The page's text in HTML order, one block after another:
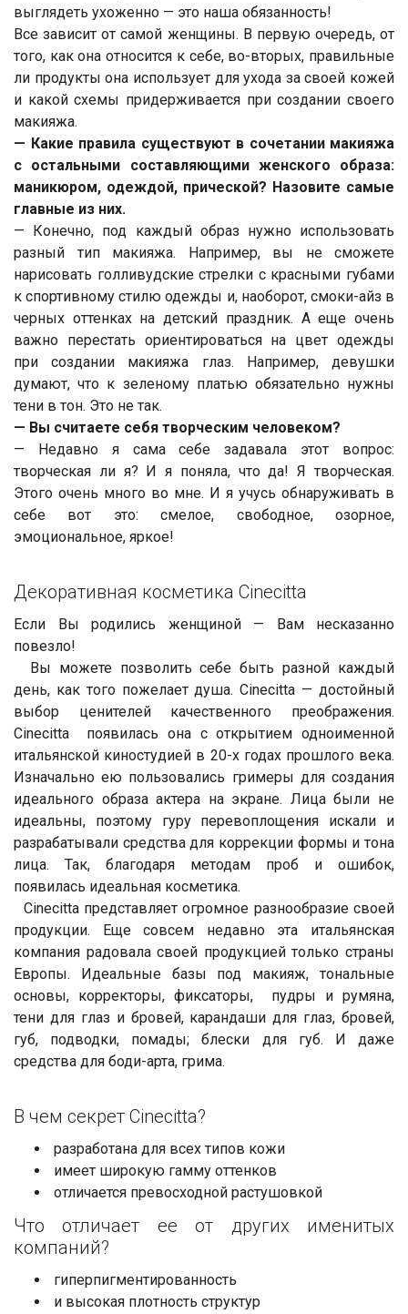
выглядеть ухоженно — это наша обязанность!
Все зависит от самой женщины. В первую очередь, от
того, как она относится к себе, во-вторых, правильные
ли продукты она использует для ухода за своей кожей
и какой схемы придерживается при создании своего
макияжа.
— Какие правила существуют в сочетании макияжа
с остальными составляющими женского образа:
маникюром, одеждой, прической? Назовите самые
главные из них.
— Конечно, под каждый образ нужно использовать
разный тип макияжа. Например, вы не сможете
нарисовать голливудские стрелки с красными губами
к спортивному стилю одежды и, наоборот, смоки-айз в
черных оттенках на детский праздник. А еще очень
важно перестать ориентироваться на цвет одежды
при создании макияжа глаз. Например, девушки
думают, что к зеленому платью обязательно нужны
тени в тон. Это не так.
— Вы считаете себя творческим человеком?
— Недавно я сама себе задавала этот вопрос:
творческая ли я? И я поняла, что да! Я творческая.
Этого очень много во мне. И я учусь обнаруживать в
себе вот это: смелое, свободное, озорное,
эмоциональное, яркое!
Декоративная косметика Cinecitta
Если Вы родились женщиной — Вам несказанно
повезло!
Вы можете позволить себе быть разной каждый
день, как того пожелает душа. Cinecitta — достойный
выбор ценителей качественного преображения.
Cinecitta появилась она с открытием одноименной
итальянской киностудией в 20-х годах прошлого века.
Изначально ею пользовались гримеры для создания
идеального образа актера на экране. Лица были не
идеальны, поэтому гуру перевоплощения искали и
разрабатывали средства для коррекции формы и тона
лица. Так, благодаря методам проб и ошибок,
появилась идеальная косметика.
Cinecitta представляет огромное разнообразие своей
продукции. Еще совсем недавно эта итальянская
компания радовала своей продукцией только страны
Европы. Идеальные базы под макияж, тональные
основы, корректоры, фиксаторы, пудры и румяна,
тени для глаз и бровей, карандаши для глаз, бровей,
губ, подводки, помады; блески для губ. И даже
средства для боди-арта, грима.
В чем секрет Cinecitta?
разработана для всех типов кожи
имеет широкую гамму оттенков
отличается превосходной растушовкой
Что отличает ее от других именитых
компаний?
гиперпигментированность
и высокая плотность структур